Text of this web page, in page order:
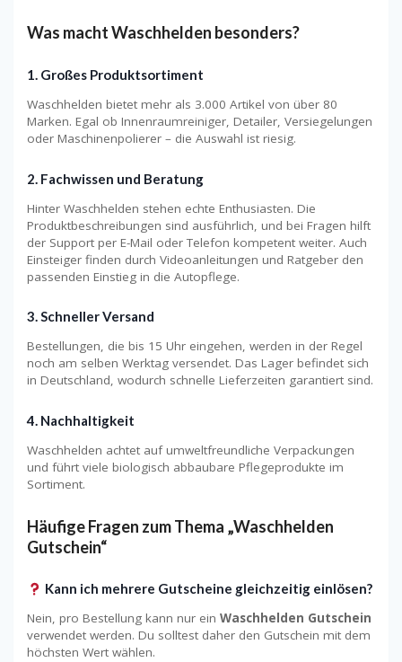
Was macht Waschhelden besonders?
1. Großes Produktsortiment
Waschhelden bietet mehr als 3.000 Artikel von über 80
Marken. Egal ob Innenraumreiniger, Detailer, Versiegelungen
oder Maschinenpolierer – die Auswahl ist riesig.
2. Fachwissen und Beratung
Hinter Waschhelden stehen echte Enthusiasten. Die
Produktbeschreibungen sind ausführlich, und bei Fragen hilft
der Support per E-Mail oder Telefon kompetent weiter. Auch
Einsteiger finden durch Videoanleitungen und Ratgeber den
passenden Einstieg in die Autopflege.
3.Schneller Versand
Bestellungen, die bis 15 Uhr eingehen, werden in der Regel
noch am selben Werktag versendet. Das Lager befindet sich
in Deutschland, wodurch schnelle Lieferzeiten garantiert sind.
4. Nachhaltigkeit
Waschhelden achtet auf umweltfreundliche Verpackungen
und führt viele biologisch abbaubare Pflegeprodukte im
Sortiment.
Häufige Fragen zum Thema „Waschhelden
Gutschein“
Kann ich mehrere Gutscheine gleichzeitig einlösen?
Nein, pro Bestellung kann nur ein Waschhelden Gutschein
verwendet werden. Du solltest daher den Gutschein mit dem
höchsten Wert wählen.